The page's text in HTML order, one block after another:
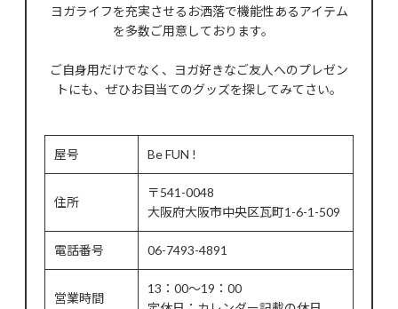
ヨガライフを充実させるお洒落で機能性あるアイテム
を多数ご用意しております。
ご自身用だけでなく、ヨガ好きなご友人へのプレゼン
トにも、ぜひお目当てのグッズを探してみてさい。
屋号 Be FUN !
住所
〒541-0048
大阪府大阪市中央区瓦町1-6-1-509
電話番号 06-7493-4891
営業時間
13：00～19：00